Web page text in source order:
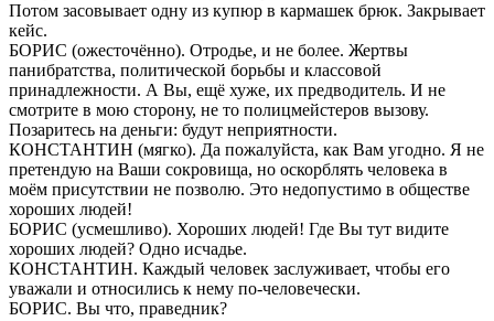
Потом засовывает одну из купюр в кармашек брюк. Закрывает
кейс.
БОРИС (ожесточённо). Отродье, и не более. Жертвы
панибратства, политической борьбы и классовой
принадлежности. А Вы, ещё хуже, их предводитель. И не
смотрите в мою сторону, не то полицмейстеров вызову.
Позаритесь на деньги: будут неприятности.
КОНСТАНТИН (мягко). Да пожалуйста, как Вам угодно. Я не
претендую на Ваши сокровища, но оскорблять человека в
моём присутствии не позволю. Это недопустимо в обществе
хороших людей!
БОРИС (усмешливо). Хороших людей! Где Вы тут видите
хороших людей? Одно исчадье.
КОНСТАНТИН. Каждый человек заслуживает, чтобы его
уважали и относились к нему по-человечески.
БОРИС. Вы что, праведник?